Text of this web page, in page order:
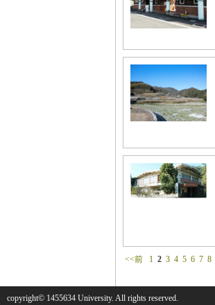
<<前 1 2 3 4 5 6 7 8
copyright© 1455634 University. All rights reserved.